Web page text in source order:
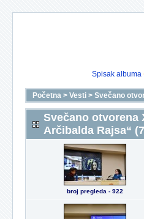
Spisak albuma
Početna > Vesti > Svečano
Svečano otvorena
Arčibalda Rajsa“
broj pregleda - 922